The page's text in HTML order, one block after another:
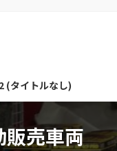
(タイトルなし)
販売車両